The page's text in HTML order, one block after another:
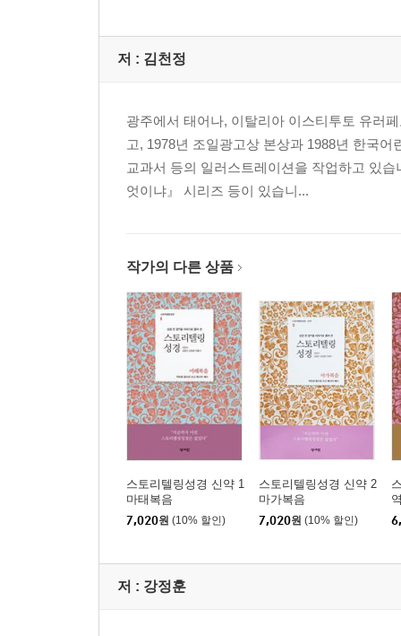
저 : 김천정
광주에서 태어나, 이탈리아 이스티투토 유러
고, 1978년 조일광고상 본상과 1988년 한국
교과서 등의 일러스트레이션을 작업하고 있
엇이냐』 시리즈 등이 있습니...
작가의 다른 상품
스토리텔링성경 신약 1
마태복음
7,020원 (10% 할인)
스토리텔링성경 신약 2
마가복음
7,020원 (10% 할인)
저 : 강정훈